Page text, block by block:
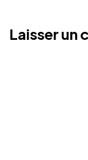
Laisser un